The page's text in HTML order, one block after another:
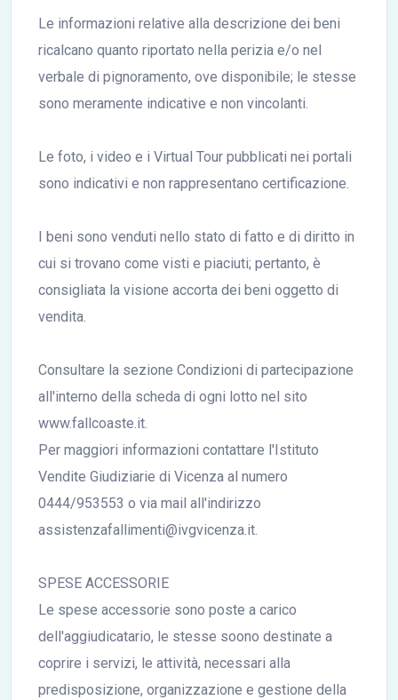
Le informazioni relative alla descrizione dei beni
ricalcano quanto riportato nella perizia e/o nel
verbale di pignoramento, ove disponibile; le stesse
sono meramente indicative e non vincolanti.
Le foto, i video e i Virtual Tour pubblicati nei portali
sono indicativi e non rappresentano certificazione.
I beni sono venduti nello stato di fatto e di diritto in
cui si trovano come visti e piaciuti; pertanto, è
consigliata la visione accorta dei beni oggetto di
vendita.
Consultare la sezione Condizioni di partecipazione
all'interno della scheda di ogni lotto nel sito
www.fallcoaste.it.
Per maggiori informazioni contattare l'Istituto
Vendite Giudiziarie di Vicenza al numero
0444/953553 o via mail all'indirizzo
assistenzafallimenti@ivgvicenza.it.
SPESE ACCESSORIE
Le spese accessorie sono poste a carico
dell'aggiudicatario, le stesse soono destinate a
coprire i servizi, le attività, necessari alla
predisposizione, organizzazione e gestione della